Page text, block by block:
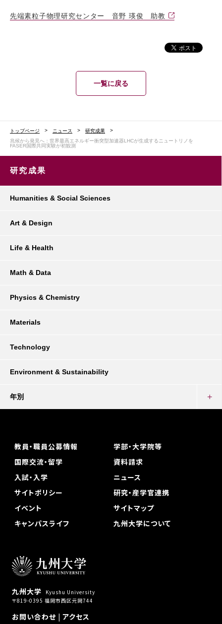
先端素粒子物理研究センター 音野 瑛俊 助教
一覧に戻る
トップページ ニュース
研究成果
兆候から発見へ：世界最高エネルギー衝突型加速器LHCが生成するニュートリノを
FASER国際共同実験が初観測
研究成果
Humanities & Social Sciences
Art & Design
Life & Health
Math & Data
Physics & Chemistry
Materials
Technology
Environment & Sustainability
年別
九州大学
Kyushu University
〒819-0395 福岡市西区元岡744
お問い合わせ| アクセス
教員・職員公募情報
学部・大学院等
国際交流・留学
資料請求
入試・入学
ニュース
サイトポリシー
研究・産学官連携
イベント
サイトマップ
キャンパスライフ
九州大学について